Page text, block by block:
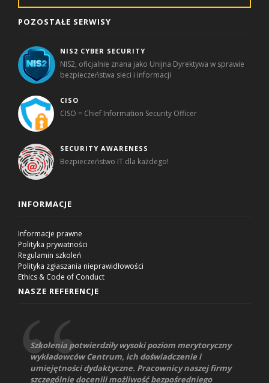
POZOSTAŁE SERWISY
NIS2 CYBER SECURITY
NIS2, oficjalnie znana jako Unijna Dyrektywa w sprawie
bezpieczeństwa sieci i informacji
CISO
CISO = Chief Information Security Officer
SECURITY AWARENESS
Bezpieczeństwo IT dla każdego!
INFORMACJE
Informacje prawne
Polityka prywatności
Regulamin szkoleń
Polityka zgłaszania nieprawidłowości
Ethics & Code of Conduct
NASZE REFERENCJE
Szkolenia potwierdziły wysoki poziom merytoryczny
wykładowców Centrum, ich doświadczenie i
umiejętności dydaktyczne. Pracownicy naszej firmy
szczególnie docenili możliwość bezpośredniego